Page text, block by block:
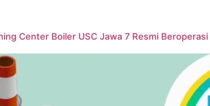
Center Boiler USC Jawa 7 Resmi Beroperasi